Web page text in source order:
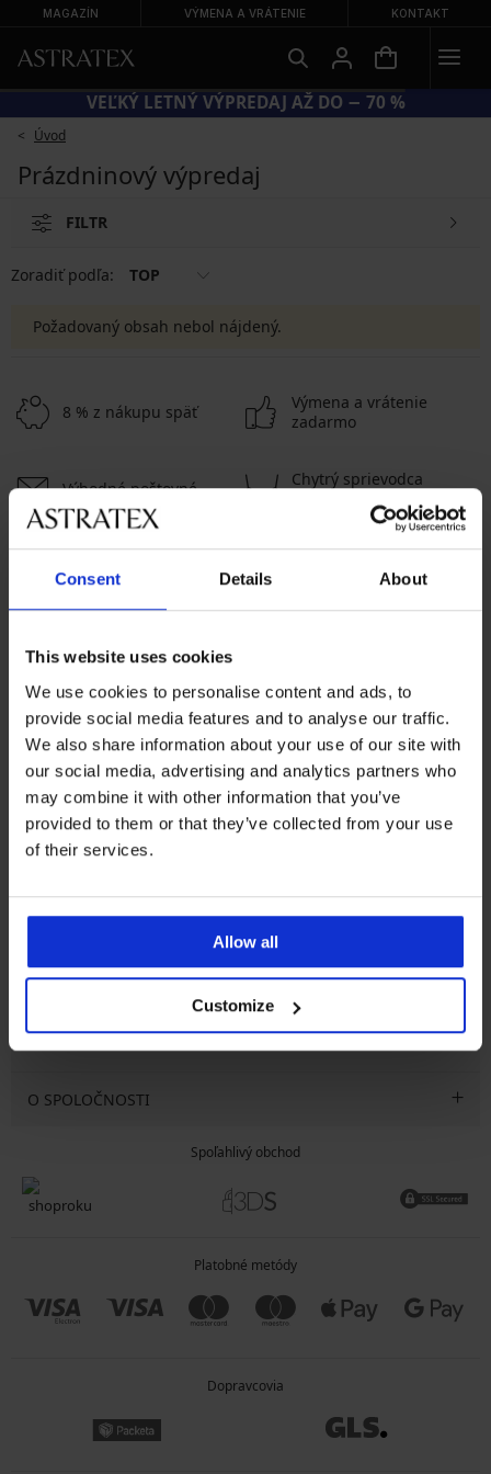
Consent Details About
This website uses cookies
We use cookies to personalise content and ads, to
provide social media features and to analyse our traffic.
We also share information about your use of our site with
our social media, advertising and analytics partners who
may combine it with other information that you’ve
provided to them or that they’ve collected from your use
of their services.
Allow all
Customize
MAGAZÍN VÝMENA A VRÁTENIE KONTAKT
VEĽKÝ LETNÝ VÝPREDAJ AŽ DO − 70 %
Úvod
Prázdninový výpredaj
FILTR
Zoradiť podľa: TOP
Požadovaný obsah nebol nájdený.
8 % z nákupu späť
Výmena a vrátenie
zadarmo
Výhodné poštovné
Chytrý sprievodca
Zákaznícka podpora
Počas pracovných dní od 8:00 do 17:00
02 205 703 40
info@astratex.sk
Newsletter
Prihláste sa do newsletteru a získajte
najhorúcejšie
novinky
CHCEM ODOBERAŤ
VŠEOBECNÉ INFORMÁCIE
O SPOLOČNOSTI
Spoľahlivý obchod
Platobné metódy
Dopravcovia